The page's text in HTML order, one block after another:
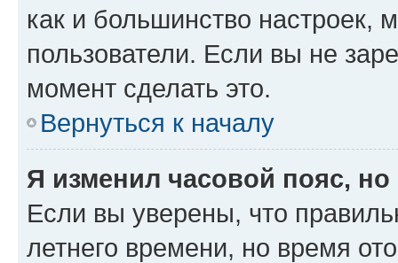
как и большинство настроек,
пользователи. Если вы не
момент сделать это.
Вернуться к началу
Я изменил часовой пояс,
Если вы уверены, что
летнего времени, но время